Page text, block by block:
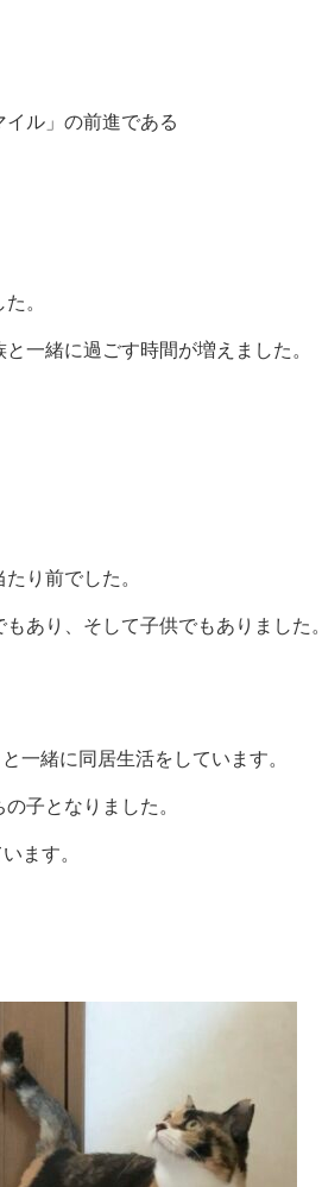
ル」の前進である
。
一緒に過ごす時間が増えました。
り前でした。
あり、そして子供でもありました。
一緒に同居生活をしています。
子となりました。
ます。